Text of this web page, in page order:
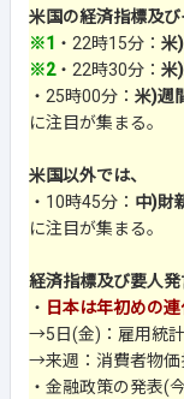
米国の経済指標及び
※1 ・22時15分： 米)
※2・22時30分： 米
・25時00分： 米)週
に注目が集まる。
米国以外では、
・10時45分： 中)財
に注目が集まる。
経済指標及び要人発
・ 日本は年初めの
→5日(金)：雇用統
→来週：消費者物価
・金融政策の発表(